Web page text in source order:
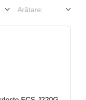
Arătare: